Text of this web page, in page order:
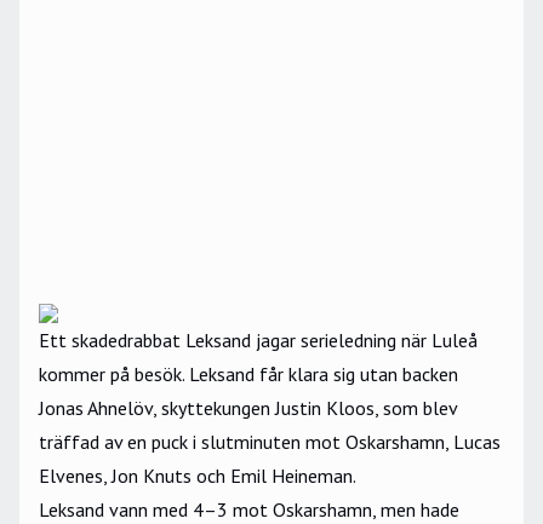
Ett skadedrabbat Leksand jagar serieledning när Luleå
kommer på besök. Leksand får klara sig utan backen
Jonas Ahnelöv, skyttekungen Justin Kloos, som blev
träffad av en puck i slutminuten mot Oskarshamn, Lucas
Elvenes, Jon Knuts och Emil Heineman.
Leksand vann med 4–3 mot Oskarshamn, men hade